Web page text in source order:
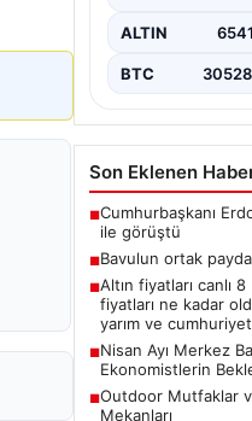
ile görüştü
Altın fiyatları canlı
fiyatları ne kadar
yarım ve cumhuriyet
■Nisan Ayı Merkez
Ekonomistlerin
Outdoor Mutfaklar
Mekanları